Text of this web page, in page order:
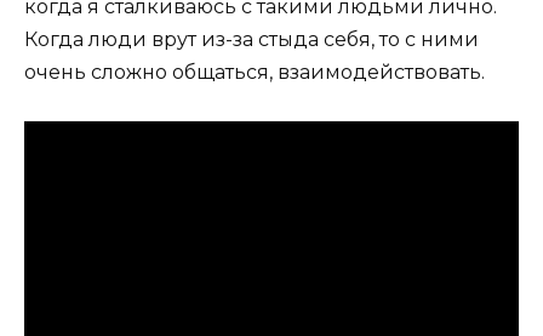
когда я сталкиваюсь с такими людьми лично.
Когда люди врут из-за стыда себя, то с ними
очень сложно общаться, взаимодействовать.